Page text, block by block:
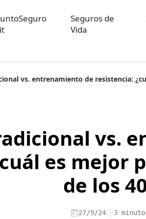
Seguros de
Vida
vs. entrenamiento de resistencia:
vs.
es mejor
de los
27/9/24 3